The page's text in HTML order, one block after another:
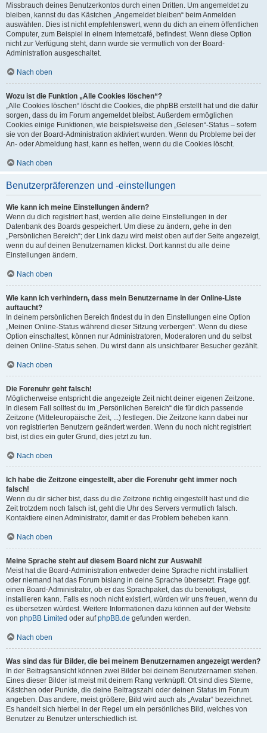
Missbrauch deines Benutzerkontos durch einen Dritten. Um angemeldet zu
bleiben, kannst du das Kästchen „Angemeldet bleiben“ beim Anmelden
auswählen. Dies ist nicht empfehlenswert, wenn du dich an einem öffentlichen
Computer, zum Beispiel in einem Internetcafé, befindest. Wenn diese Option
nicht zur Verfügung steht, dann wurde sie vermutlich von der Board-
Administration ausgeschaltet.
Nach oben
Wozu ist die Funktion „Alle Cookies löschen“?
„Alle Cookies löschen“ löscht die Cookies, die phpBB erstellt hat und die dafür
sorgen, dass du im Forum angemeldet bleibst. Außerdem ermöglichen
Cookies einige Funktionen, wie beispielsweise den „Gelesen“-Status – sofern
sie von der Board-Administration aktiviert wurden. Wenn du Probleme bei der
An- oder Abmeldung hast, kann es helfen, wenn du die Cookies löscht.
Nach oben
Benutzerpräferenzen und -einstellungen
Wie kann ich meine Einstellungen ändern?
Wenn du dich registriert hast, werden alle deine Einstellungen in der
Datenbank des Boards gespeichert. Um diese zu ändern, gehe in den
„Persönlichen Bereich“; der Link dazu wird meist oben auf der Seite angezeigt,
wenn du auf deinen Benutzernamen klickst. Dort kannst du alle deine
Einstellungen ändern.
Nach oben
Wie kann ich verhindern, dass mein Benutzername in der Online-Liste
auftaucht?
In deinem persönlichen Bereich findest du in den Einstellungen eine Option
„Meinen Online-Status während dieser Sitzung verbergen“. Wenn du diese
Option einschaltest, können nur Administratoren, Moderatoren und du selbst
deinen Online-Status sehen. Du wirst dann als unsichtbarer Besucher gezählt.
Nach oben
Die Forenuhr geht falsch!
Möglicherweise entspricht die angezeigte Zeit nicht deiner eigenen Zeitzone.
In diesem Fall solltest du im „Persönlichen Bereich“ die für dich passende
Zeitzone (Mitteleuropäische Zeit, ...) festlegen. Die Zeitzone kann dabei nur
von registrierten Benutzern geändert werden. Wenn du noch nicht registriert
bist, ist dies ein guter Grund, dies jetzt zu tun.
Nach oben
Ich habe die Zeitzone eingestellt, aber die Forenuhr geht immer noch
falsch!
Wenn du dir sicher bist, dass du die Zeitzone richtig eingestellt hast und die
Zeit trotzdem noch falsch ist, geht die Uhr des Servers vermutlich falsch.
Kontaktiere einen Administrator, damit er das Problem beheben kann.
Nach oben
Meine Sprache steht auf diesem Board nicht zur Auswahl!
Meist hat die Board-Administration entweder deine Sprache nicht installiert
oder niemand hat das Forum bislang in deine Sprache übersetzt. Frage ggf.
einen Board-Administrator, ob er das Sprachpaket, das du benötigst,
installieren kann. Falls es noch nicht existiert, würden wir uns freuen, wenn du
es übersetzen würdest. Weitere Informationen dazu können auf der Website
von phpBB Limited oder aufphpBB.de gefunden werden.
Nach oben
Was sind das für Bilder, die bei meinem Benutzernamen angezeigt werden?
In der Beitragsansicht können zwei Bilder bei deinem Benutzernamen stehen.
Eines dieser Bilder ist meist mit deinem Rang verknüpft: Oft sind dies Sterne,
Kästchen oder Punkte, die deine Beitragszahl oder deinen Status im Forum
angeben. Das andere, meist größere, Bild wird auch als „Avatar“ bezeichnet.
Es handelt sich hierbei in der Regel um ein persönliches Bild, welches von
Benutzer zu Benutzer unterschiedlich ist.